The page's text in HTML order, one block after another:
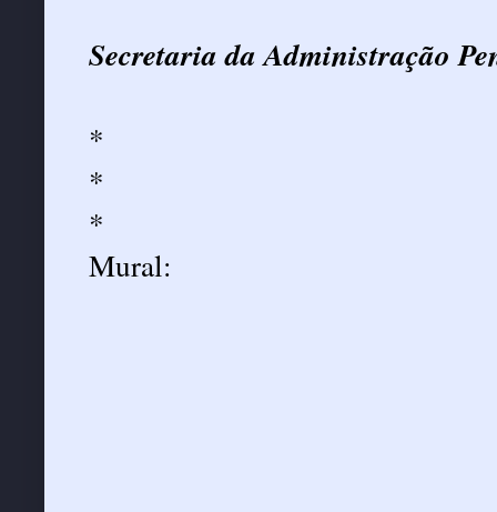
Secretaria da Administração
*
*
*
Mural: